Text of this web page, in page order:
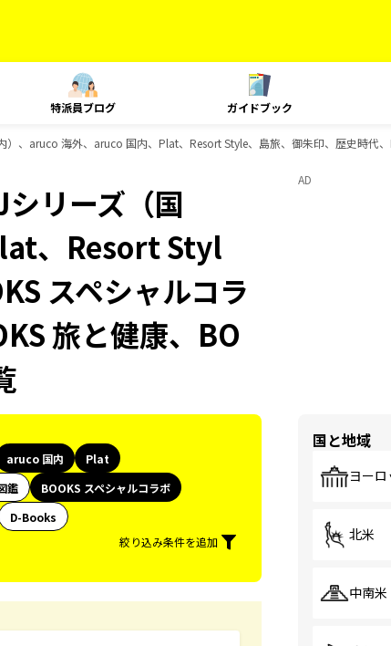
特派員ブログ ガイドブック
、aruco 海外、aruco 国内、Plat、Resort Style、島旅、御朱印、歴史時代
リーズ（国
、Resort Styl
スペシャルコラ
旅と健康、BO
aruco 国内
Plat
鑑
BOOKS スペシャルコラボ
D-Books
絞り込み条件を追加
AD
国と地域
ヨーロ
北米
中南米